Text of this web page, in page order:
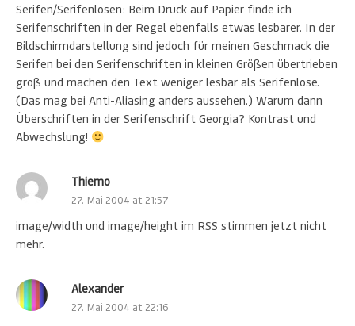
Serifen/Serifenlosen: Beim Druck auf Papier finde ich
Serifenschriften in der Regel ebenfalls etwas lesbarer. In der
Bildschirmdarstellung sind jedoch für meinen Geschmack die
Serifen bei den Serifenschriften in kleinen Größen übertrieben
groß und machen den Text weniger lesbar als Serifenlose.
(Das mag bei Anti-Aliasing anders aussehen.) Warum dann
Überschriften in der Serifenschrift Georgia? Kontrast und
Abwechslung!
Thiemo
27. Mai 2004 at 21:57
image/width und image/height im RSS stimmen jetzt nicht
mehr.
Alexander
27. Mai 2004 at 22:16